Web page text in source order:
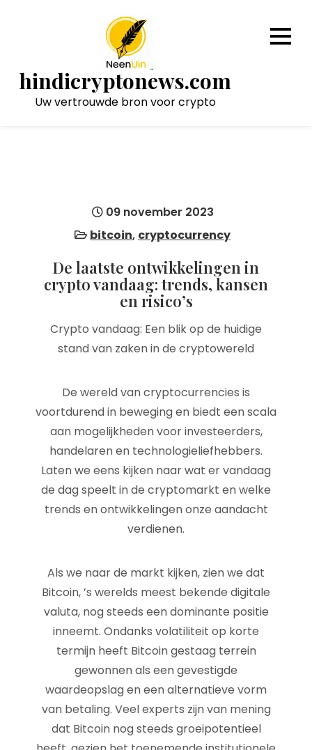
hindicryptonews.com
Uw vertrouwde bron voor crypto
09 november 2023
bitcoin, cryptocurrency
De laatste ontwikkelingen in
crypto vandaag: trends, kansen
en risico’s
Crypto vandaag: Een blik op de huidige
stand van zaken in de cryptowereld
De wereld van cryptocurrencies is
voortdurend in beweging en biedt een scala
aan mogelijkheden voor investeerders,
handelaren en technologieliefhebbers.
Laten we eens kijken naar wat er vandaag
de dag speelt in de cryptomarkt en welke
trends en ontwikkelingen onze aandacht
verdienen.
Als we naar de markt kijken, zien we dat
Bitcoin, ’s werelds meest bekende digitale
valuta, nog steeds een dominante positie
inneemt. Ondanks volatiliteit op korte
termijn heeft Bitcoin gestaag terrein
gewonnen als een gevestigde
waardeopslag en een alternatieve vorm
van betaling. Veel experts zijn van mening
dat Bitcoin nog steeds groeipotentieel